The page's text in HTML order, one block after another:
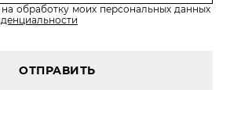
на обработку моих персональных данных
ОТПРАВИТЬ